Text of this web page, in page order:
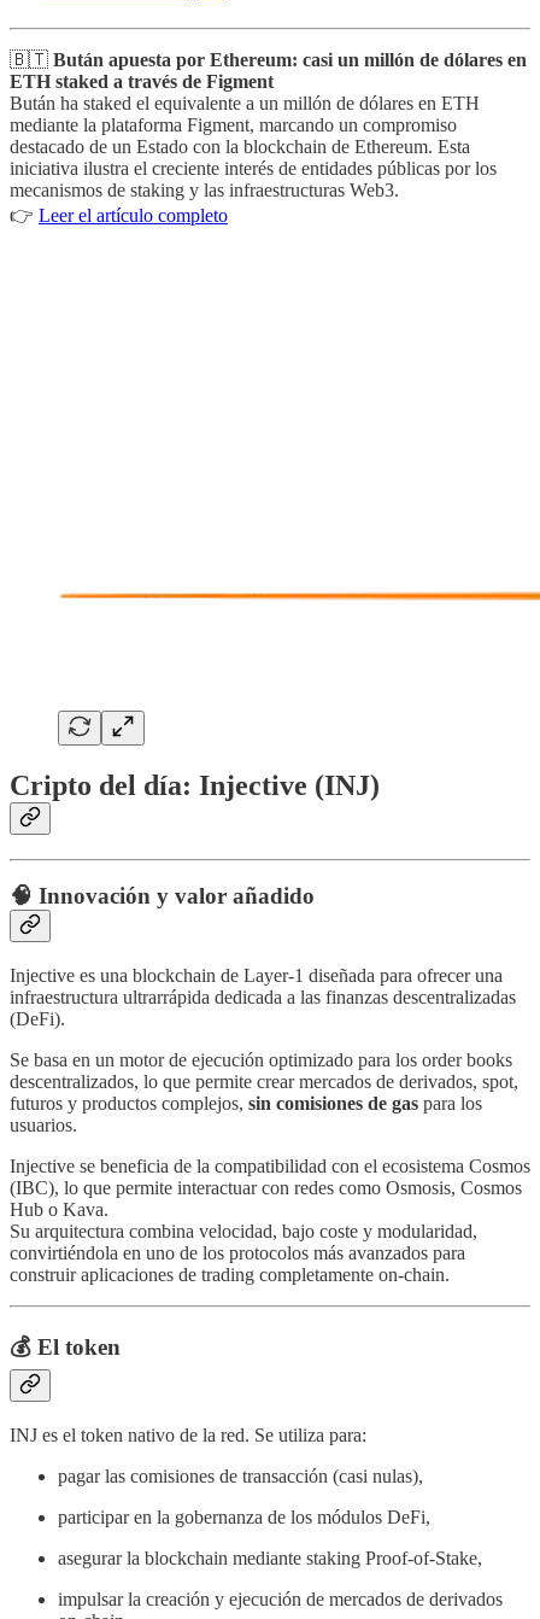
🇧🇹 Bután apuesta por Ethereum: casi un millón de dólares en
ETH staked a través de Figment
Bután ha staked el equivalente a un millón de dólares en ETH
mediante la plataforma Figment, marcando un compromiso
destacado de un Estado con la blockchain de Ethereum. Esta
iniciativa ilustra el creciente interés de entidades públicas por los
mecanismos de staking y las infraestructuras Web3.
👉 Leer el artículo completo
Cripto del día: Injective (INJ)
🧠 Innovación y valor añadido
Injective es una blockchain de Layer-1 diseñada para ofrecer una
infraestructura ultrarrápida dedicada a las finanzas descentralizadas
(DeFi).
Se basa en un motor de ejecución optimizado para los order books
descentralizados, lo que permite crear mercados de derivados, spot,
futuros y productos complejos, sin comisiones de gas para los
usuarios.
Injective se beneficia de la compatibilidad con el ecosistema Cosmos
(IBC), lo que permite interactuar con redes como Osmosis, Cosmos
Hub o Kava.
Su arquitectura combina velocidad, bajo coste y modularidad,
convirtiéndola en uno de los protocolos más avanzados para
construir aplicaciones de trading completamente on-chain.
💰 El token
INJ es el token nativo de la red. Se utiliza para:
pagar las comisiones de transacción (casi nulas),
participar en la gobernanza de los módulos DeFi,
asegurar la blockchain mediante staking Proof-of-Stake,
impulsar la creación y ejecución de mercados de derivados